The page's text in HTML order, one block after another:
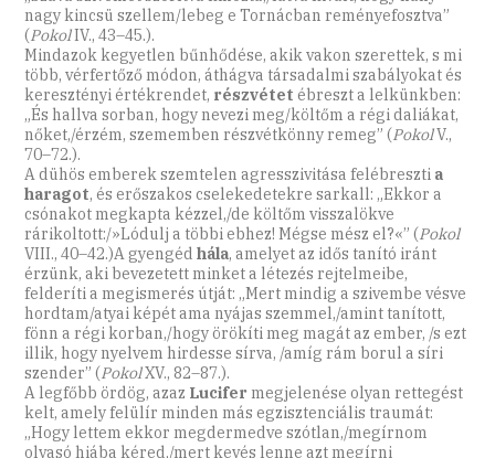
nagy kincsü szellem/lebeg e Tornácban reményefosztva”
(PokolIV., 43–45.).
Mindazok kegyetlen bűnhődése, akik vakon szerettek, s mi
több, vérfertőző módon, áthágva társadalmi szabályokat és
keresztényi értékrendet, részvétet ébreszt a lelkünkben:
„És hallva sorban, hogy nevezi meg/költőm a régi daliákat,
nőket,/érzém, szememben részvétkönny remeg” (PokolV.,
70–72.).
A dühös emberek szemtelen agresszivitása felébreszti a
haragot, és erőszakos cselekedetekre sarkall: „Ekkor a
csónakot megkapta kézzel,/de költőm visszalökve
rárikoltott:/»Lódulj a többi ebhez! Mégse mész el?«” (Pokol
VIII., 40–42.)A gyengédhála, amelyet az idős tanító iránt
érzünk, aki bevezetett minket a létezés rejtelmeibe,
felderíti a megismerés útját: „Mert mindig a szivembe vésve
hordtam/atyai képét ama nyájas szemmel,/amint tanított,
fönn a régi korban,/hogy örökíti meg magát az ember, /s ezt
illik, hogy nyelvem hirdesse sírva, /amíg rám borul a síri
szender” (PokolXV., 82–87.).
A legfőbb ördög, azaz Lucifermegjelenése olyan rettegést
kelt, amely felülír minden más egzisztenciális traumát:
„Hogy lettem ekkor megdermedve szótlan,/megírnom
olvasó hiába kéred,/mert kevés lenne azt megírni